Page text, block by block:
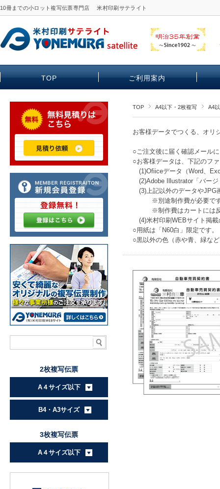
10冊までの小ロット複写伝票専門店 米村印刷サテライト
TOP ご利用案内
TOP A4以下・2枚複写 A4
お客様データでつくる、オリ
○ご注文後に届く確認メール
○お客様データは、下記のフ
(1)Ofiiceデータ（Word、
(2)Adobe Illustrator「バー
(3)上記以外のデータやJPG
※別途制作費が必要です。
※制作費はカートには反映
(4)米村印刷WEBサイト掲載
○用紙は「N60白」限定です
○黒以外の色（赤や青、緑な
2枚複写伝票
A４サイズ以下
B4・A3サイズ
3枚複写伝票
A４サイズ以下